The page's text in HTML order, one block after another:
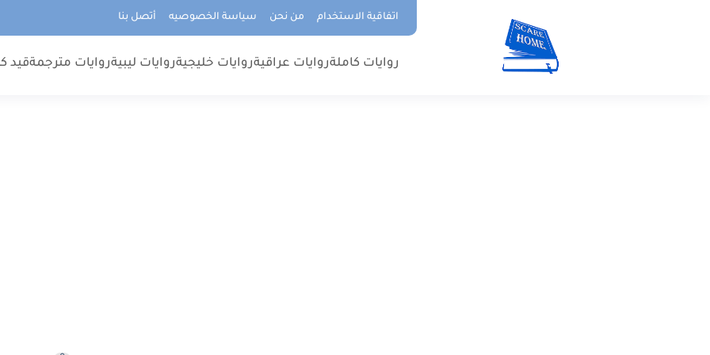
اتفاقية الاستخدام من نحن سياسة الخصوصيه أتصل بنا
روايات كاملةروايات عراقيةروايات خليجيةروايات ليبيةروايات مترجمةقيد